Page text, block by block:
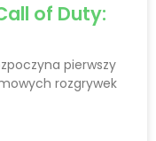
of Duty:
pierwszy
rozgrywek